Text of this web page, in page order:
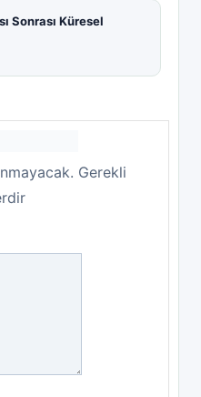
Sonrası Küresel
Gerekli